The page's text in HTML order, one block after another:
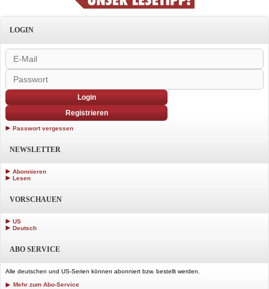
LOGIN
Login
Registrieren
Passwort vergessen
NEWSLETTER
Abonnieren
Lesen
VORSCHAUEN
US
Deutsch
ABO SERVICE
Alle deutschen und US-Serien können abonniert bzw. bestellt werden.
Mehr zum Abo-Service